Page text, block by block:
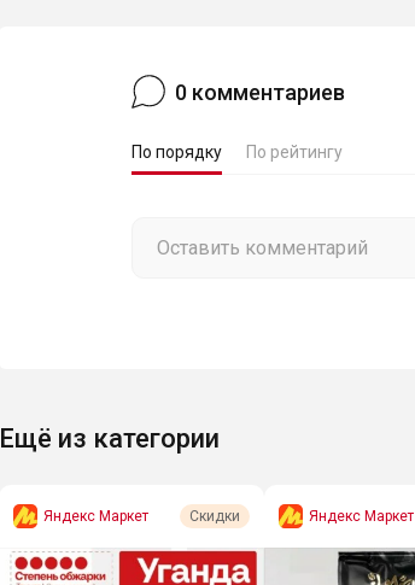
0 комментариев
По порядку По рейтингу
Ещё из категории
Яндекс Маркет Скидки Яндекс Маркет